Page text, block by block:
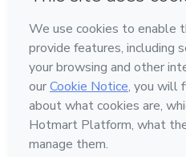
Conheça a Hotmart
Idioma
Português